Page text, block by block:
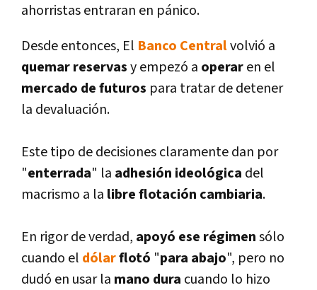
ahorristas entraran en pánico.
Desde entonces, El Banco Centralvolvió a
quemar reservasy empezó a operaren el
mercado de futuros para tratar de detener
la devaluación.
Este tipo de decisiones claramente dan por
"enterrada" la adhesión ideológica del
macrismo a la libre flotación cambiaria.
En rigor de verdad, apoyó ese régimensólo
cuando el dólarflotó "para abajo", pero no
dudó en usar la mano dura cuando lo hizo